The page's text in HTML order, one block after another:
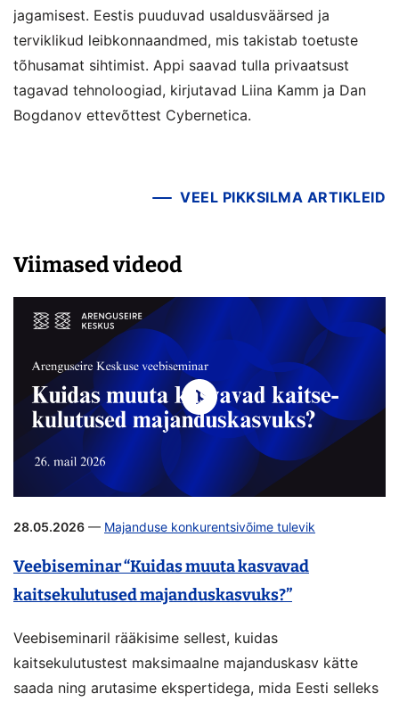
jagamisest. Eestis puuduvad usaldusväärsed ja
terviklikud leibkonnaandmed, mis takistab toetuste
tõhusamat sihtimist. Appi saavad tulla privaatsust
tagavad tehnoloogiad, kirjutavad Liina Kamm ja Dan
Bogdanov ettevõttest Cybernetica.
VEEL PIKKSILMA ARTIKLEID
Viimased videod
28.05.2026 — Majanduse konkurentsivõime tulevik
Veebiseminar “Kuidas muuta kasvavad
kaitsekulutused majanduskasvuks?”
Veebiseminaril rääkisime sellest, kuidas
kaitsekulutustest maksimaalne majanduskasv kätte
saada ning arutasime ekspertidega, mida Eesti selleks